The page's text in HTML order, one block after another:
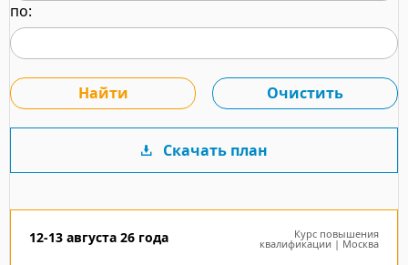
по:
Скачать план
12-13 августа 26 года Курс повышения
квалификации | Москва